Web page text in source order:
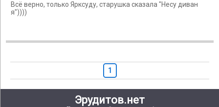
Всё верно, только Ярксуду, старушка сказала "Несу диван
я"))))
1
Эрудитов.нет